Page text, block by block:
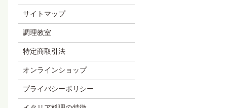
サイトマップ
調理教室
特定商取引法
オンラインショップ
プライバシーポリシー